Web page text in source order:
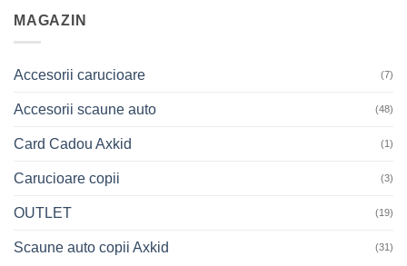
MAGAZIN
Accesorii carucioare (7)
Accesorii scaune auto (48)
Card Cadou Axkid (1)
Carucioare copii (3)
OUTLET (19)
Scaune auto copii Axkid (31)